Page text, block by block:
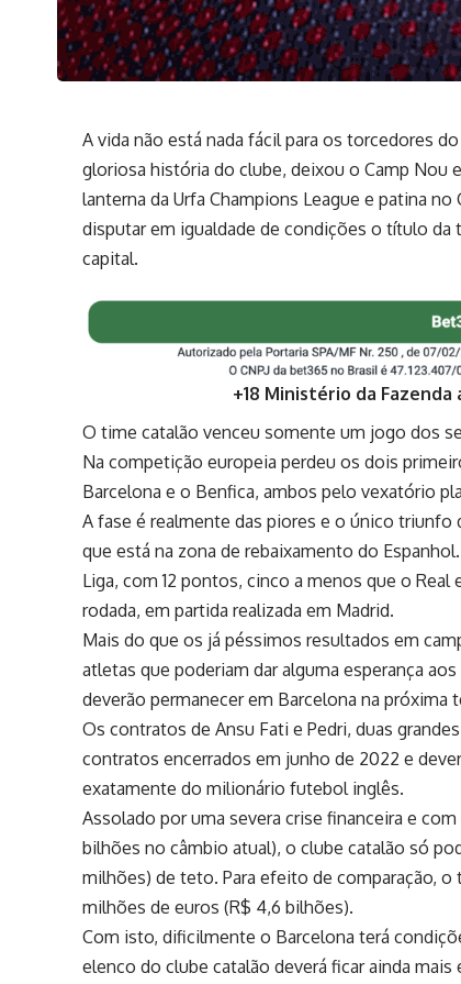
A vida não está nada fácil para os torcedores
gloriosa história do clube, deixou o Camp Nou
lanterna da Urfa Champions League e patina
disputar em igualdade de condições o título da
capital.
+18 Ministério da
O time catalão venceu somente um jogo dos
Na competição europeia perdeu os dois
Barcelona e o Benfica, ambos pelo vexatório
A fase é realmente das piores e o único
que está na zona de rebaixamento do
Liga, com 12 pontos, cinco a menos que o
rodada, em partida realizada em Madrid.
Mais do que os já péssimos resultados em
atletas que poderiam dar alguma esperança
deverão permanecer em Barcelona na próxima
Os contratos de Ansu Fati e Pedri, duas
contratos encerrados em junho de 2022 e
exatamente do milionário futebol inglês.
Assolado por uma severa crise financeira e
bilhões no câmbio atual), o clube catalão só
milhões) de teto. Para efeito de comparação,
milhões de euros (R$ 4,6 bilhões).
Com isto, dificilmente o Barcelona terá
elenco do clube catalão deverá ficar ainda